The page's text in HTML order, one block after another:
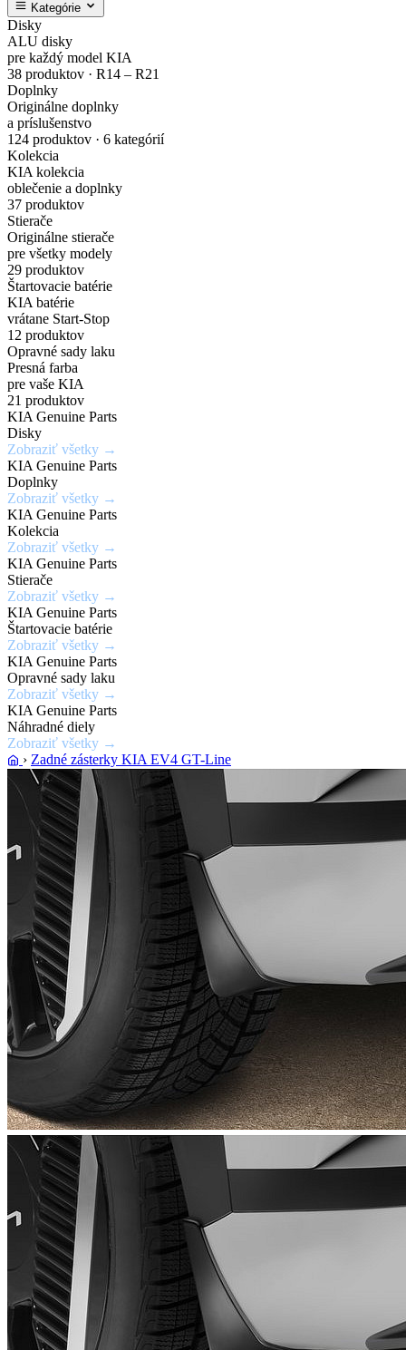
Kategórie
Zaregistruj
sa
a
nakupuj
originálne
príslušenstvo
za
výhodné
ceny
Získaj
výhody,
ktoré
inde
nedostaneš
Zaregistrovať
sa
Kompletný
cenník
originálnych
náhradných
dielov
Zadajte
originálne
číslo
dielu
a
zistite
aktuálnu
cenu
a
dostupnosť
Vyhľadať
diel
EV4
Zliatinový
disk
Gisa
Bicolour
7,5Jx19H2
/
5x114,3mm
/
ET52
Kúpiť
teraz
MODE3
Nabíjacie
káble
pre
elektrické
a
PHEV
vozidlá
Mimoriadne
odolné
voči
krúteniu
alebo
ohýbaniu
Zobraziť
ponuku
Sada
bezpečnostných
matíc
Dark
Chrome
Chráň
svoje
kolesá
s
istotou
a
eleganciou
Kúpiť
teraz
Opravné
sady
laku
karosérie
v
širokej
škále
odtieňov
Ideálne
riešenie
pre
rýchle
a
jednoduché
opravy
drobných
poškodení
laku
karosérie
Zobraziť
ponuku
Disky
ALU disky
pre každý model KIA
38 produktov · R14 – R21
Doplnky
Originálne doplnky
a príslušenstvo
124 produktov · 6 kategórií
Kolekcia
KIA kolekcia
oblečenie a doplnky
37 produktov
Stierače
Originálne stierače
pre všetky modely
29 produktov
Štartovacie batérie
KIA batérie
vrátane Start-Stop
12 produktov
Opravné sady laku
Presná farba
pre vaše KIA
21 produktov
KIA Genuine Parts
Disky
Zobraziť všetky →
KIA Genuine Parts
Doplnky
Zobraziť všetky →
KIA Genuine Parts
Kolekcia
Zobraziť všetky →
KIA Genuine Parts
Stierače
Zobraziť všetky →
KIA Genuine Parts
Štartovacie batérie
Zobraziť všetky →
KIA Genuine Parts
Opravné sady laku
Zobraziť všetky →
KIA Genuine Parts
Náhradné diely
Zobraziť všetky →
› Zadné zásterky KIA EV4 GT-Line